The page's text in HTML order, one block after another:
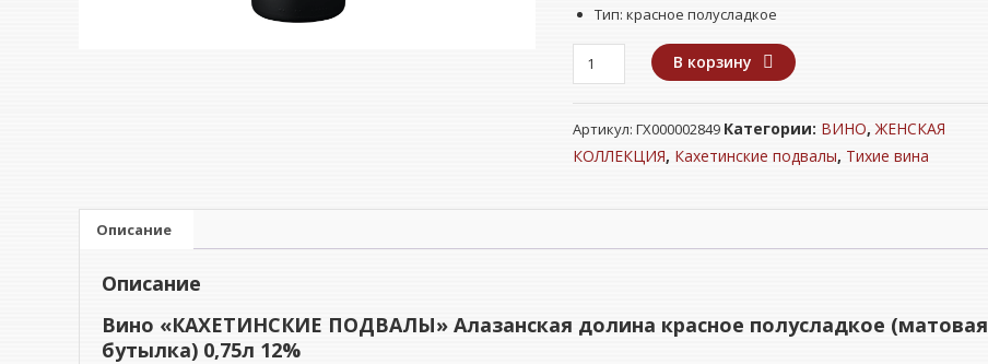
Тип: красное полусладкое
Количество
товара
Вино
"КАХЕТИНСКИЕ
ПОДВАЛЫ"
долина
полусладкое
0,75л
В корзину
Артикул:ГХ000002849 Категории: ВИНО,ЖЕНСКАЯ
КОЛЛЕКЦИЯ, Кахетинские подвалы, Тихие вина
Описание
Описание
Вино «КАХЕТИНСКИЕ ПОДВАЛЫ» Алазанская долина красное полусладкое (матовая
бутылка) 0,75л 12%